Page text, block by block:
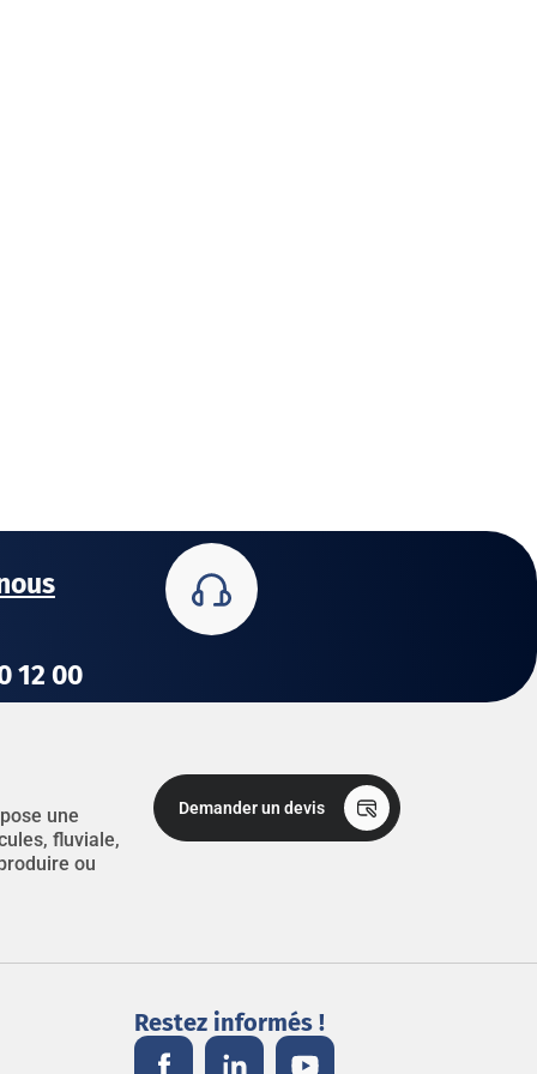
12 00
une
fluviale,
ou
Demander un devis
Restez informés !